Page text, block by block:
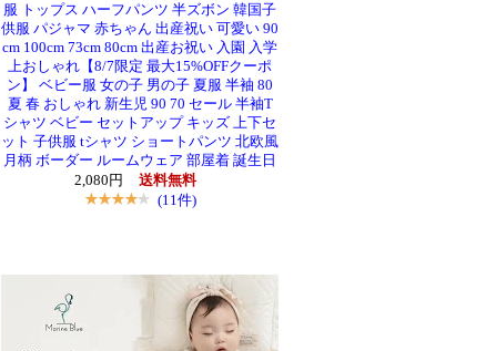
服 トップス ハーフパンツ 半ズボン 韓国子
供服 パジャマ 赤ちゃん 出産祝い 可愛い 90
cm 100cm 73cm 80cm 出産お祝い 入園 入学
上おしゃれ【8/7限定 最大15%OFFクーポ
ン】 ベビー服 女の子 男の子 夏服 半袖 80
夏 春 おしゃれ 新生児 90 70 セール 半袖T
シャツ ベビー セットアップ キッズ 上下セ
ット 子供服 tシャツ ショートパンツ 北欧風
月柄 ボーダー ルームウェア 部屋着 誕生日
2,080円
送料無料
(11件)